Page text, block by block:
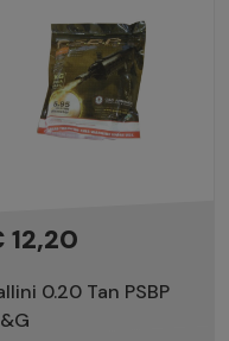
12,20
0.20 Tan PSBP